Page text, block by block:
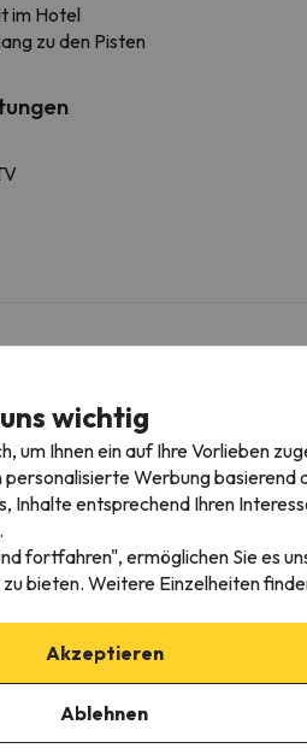
im Hotel
zu den Pisten
senden Sie uns unbedingt eine
wichtig
um Ihnen ein auf Ihre Vorlieben
Werbung basierend
Inhalte entsprechend Ihren
fortfahren", ermöglichen Sie es
bieten. Weitere Einzelheiten
Akzeptieren
Ablehnen